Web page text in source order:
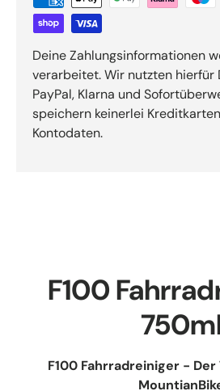
Deine Zahlungsinformationen
verarbeitet. Wir nutzten hierfür
PayPal, Klarna und
speichern keinerlei
Kontodaten.
F100
F100 Fahrradreiniger -